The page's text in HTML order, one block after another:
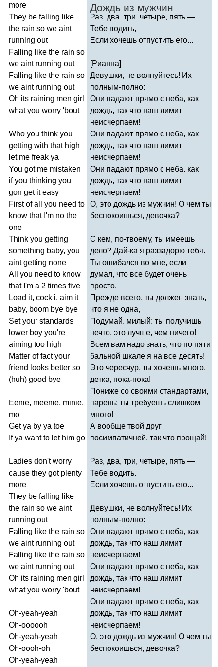
more
They be falling like
the rain so we aint
running out
Falling like the rain so
we aint running out
Falling like the rain so
we aint running out
Oh its raining men girl
what you worry 'bout
Who you think you
getting with that high
let me freak ya
You got me mistaken
if you thinking you
gon get it easy
First of all you need to
know that I'm no the
one
Think you getting
something baby, you
aint getting none
All
you need to know
that I'm a 2 times five
Load it, cock i, aim it
baby, boom bye bye
Set your standards
lower boy you're
aiming too high
Matter of fact your
friend looks better so
(huh) good bye
Eenie, meenie, minie,
mo
Get ya by ya toe
If ya want to let him go
Ladies don't worry
cause they got plenty
more
They be falling like
the rain so we aint
running out
Falling like the rain so
we aint running out
Falling like the rain so
we aint running out
Oh its raining men girl
what you worry 'bout
Oh-yeah-yeah
Oh-oooooh
Oh-yeah-yeah
Oh-oooh-oh
Oh-yeah-yeah
Дождь из мужчин
Раз, два, три, четыре, пять —
Тебе водить,
Если хочешь отпустить его...
[Рианна]
Девушки, не волнуйтесь! Их
полным-полно:
Они падают прямо с неба, как
дождь, так что наш лимит
неисчерпаем!
Они падают прямо с неба, как
дождь, так что наш лимит
неисчерпаем!
Они падают прямо с неба, как
дождь, так что наш лимит
неисчерпаем!
О, это дождь из мужчин! О чем ты
беспокоишься, девочка?
С кем, по-твоему, ты имеешь
дело? Дай-ка я раззадорю тебя.
Ты ошибался во мне, если
думал, что все будет очень
просто.
Прежде всего, ты должен знать,
что я не одна,
Подумай, милый: ты получишь
нечто, это лучше, чем ничего!
Всем вам надо знать, что по пяти
бальной шкале я на все десять!
Это чересчур, ты хочешь много,
детка, пока-пока!
Пониже со своими стандартами,
парень: ты требуешь слишком
много!
А вообще твой друг
посимпатичней, так что прощай!
Раз, два, три, четыре, пять —
Тебе водить,
Если хочешь отпустить его...
Девушки, не волнуйтесь! Их
полным-полно:
Они падают прямо с неба, как
дождь, так что наш лимит
неисчерпаем!
Они падают прямо с неба, как
дождь, так что наш лимит
неисчерпаем!
Они падают прямо с неба, как
дождь, так что наш лимит
неисчерпаем!
О, это дождь из мужчин! О чем ты
беспокоишься, девочка?